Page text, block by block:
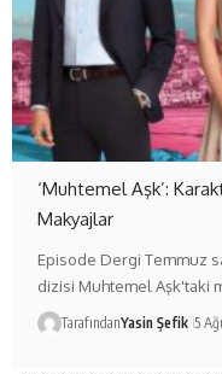
‘Muhtemel Aşk’:
Makyajlar
Episode Dergi Temmuz
dizisi Muhtemel Aşk'taki
TarafındanYasin Şefik 5